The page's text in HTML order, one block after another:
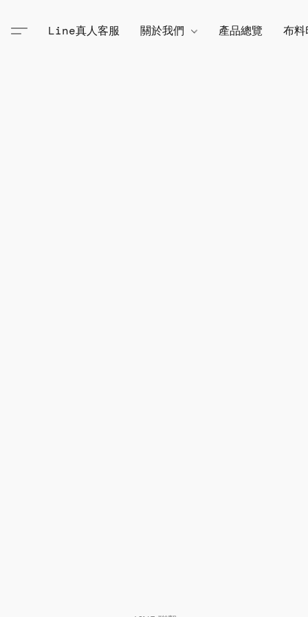
Line真人客服 關於我們 產品總覽 布